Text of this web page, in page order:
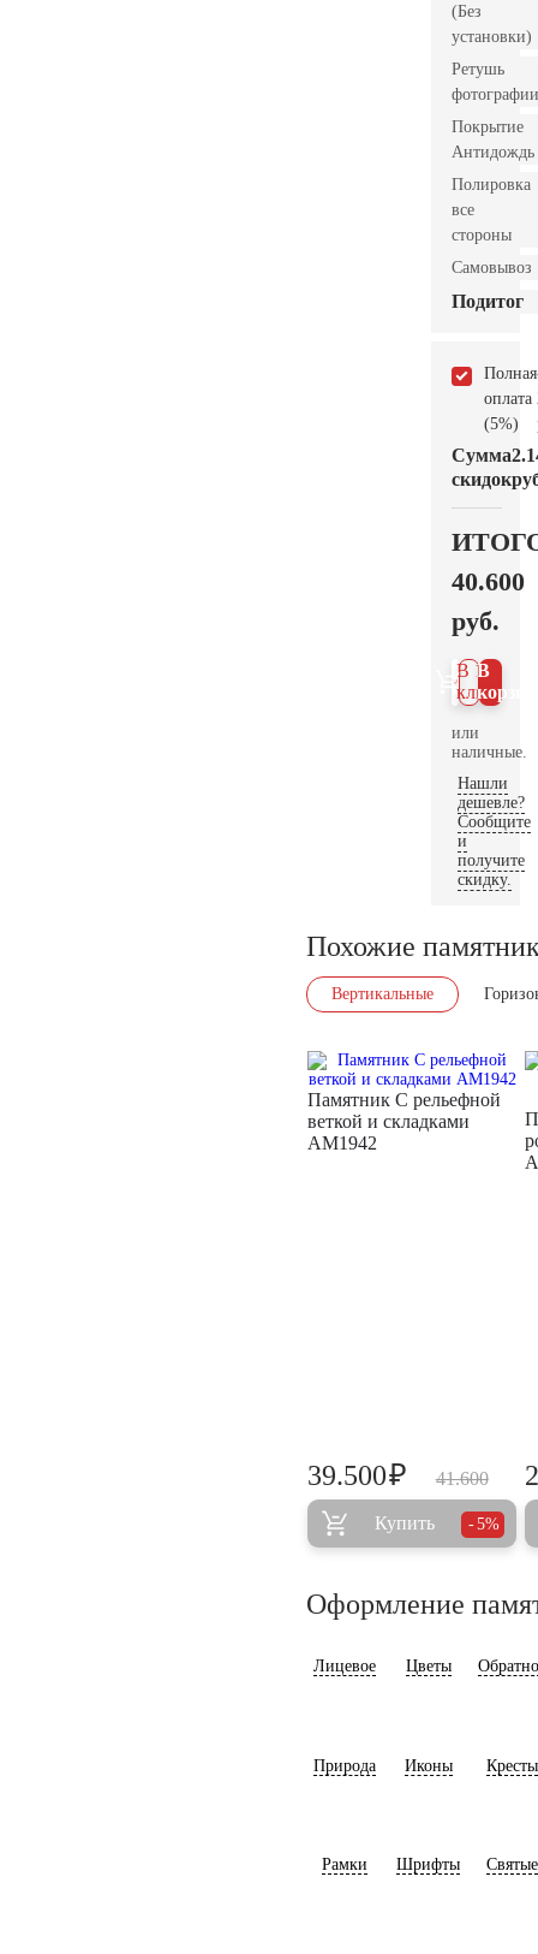
(Без
установки)
Ретушь
фотографии
Покрытие
Антидождь
Полировка
все
стороны
Самовывоз
Подитог
Полная
оплата
(5%)
Сумма
скидок
40.600
руб.
В
В 1
клик
или
наличные.
Нашли
дешевле?
Сообщите
и
получите
скидку.
Похожие
Вертикальные
Памятник С рельефной
веткой и складками
AM1942
41.600
39.500₽
Купить 5%
Оформление
Лицевое Цветы
Природа Иконы Кресты
Рамки Шрифты Святые